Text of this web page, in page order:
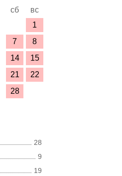
сб
вс
1
7
8
14
15
21
22
28
28
9
19